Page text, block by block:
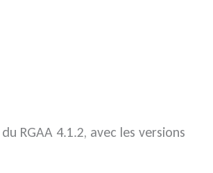
RGAA 4.1.2, avec les versions